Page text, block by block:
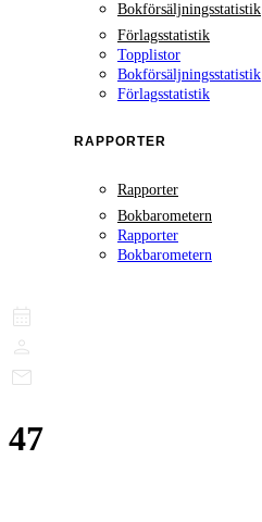
Bokförsäljningsstatistik
Förlagsstatistik
Topplistor
Bokförsäljningsstatistik
Förlagsstatistik
RAPPORTER
Rapporter
Bokbarometern
Rapporter
Bokbarometern
47